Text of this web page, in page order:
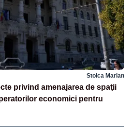
Stoica Marian
privind amenajarea de spaţii
economici pentru